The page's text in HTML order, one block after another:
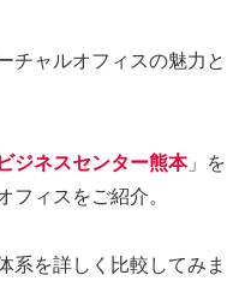
チャルオフィスの魅力と
ジネスセンター熊本」を
フィスをご紹介。
系を詳しく比較してみま